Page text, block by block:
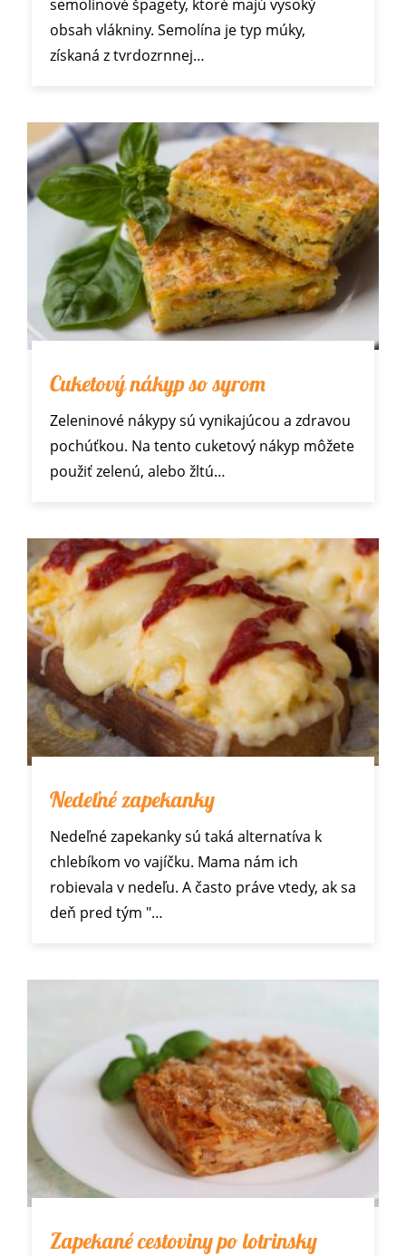
semolínové špagety, ktoré majú vysoký
obsah vlákniny. Semolína je typ múky,
získaná z tvrdozrnnej…
Cuketový nákyp so syrom
Zeleninové nákypy sú vynikajúcou a zdravou
pochúťkou. Na tento cuketový nákyp môžete
použiť zelenú, alebo žltú…
Nedeľné zapekanky
Nedeľné zapekanky sú taká alternatíva k
chlebíkom vo vajíčku. Mama nám ich
robievala v nedeľu. A často práve vtedy, ak sa
deň pred tým "…
Zapekané cestoviny po lotrinsky